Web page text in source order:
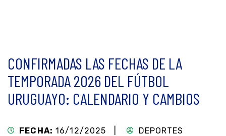
CONFIRMADAS LAS FECHAS DE LA
TEMPORADA 2026 DEL FÚTBOL
URUGUAYO: CALENDARIO Y CAMBIOS
FECHA: 16/12/2025 | DEPORTES